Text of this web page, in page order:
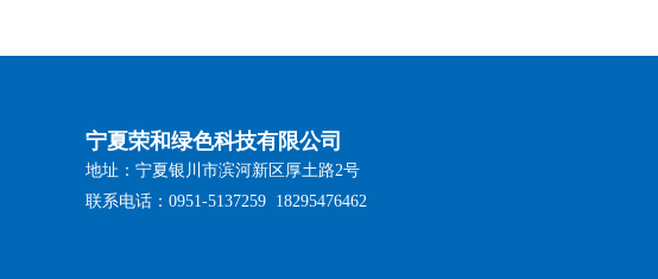
宁夏荣和绿色科技有限公司
地址：宁夏银川市滨河新区厚土路2号
联系电话：0951-5137259 18295476462